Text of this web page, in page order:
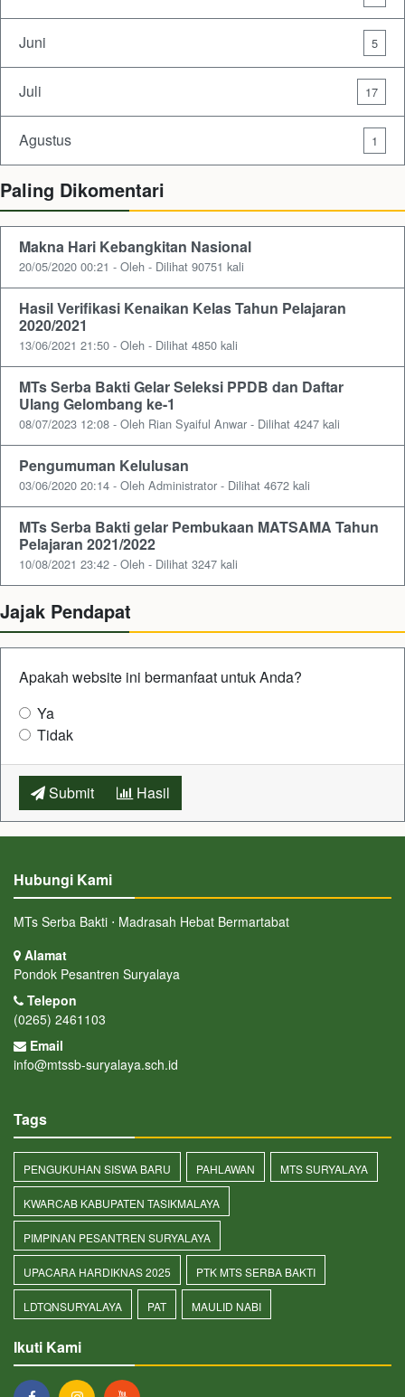
Juni 5
Juli 17
Agustus 1
Paling Dikomentari
Makna Hari Kebangkitan Nasional
20/05/2020 00:21 - Oleh - Dilihat 90751 kali
Hasil Verifikasi Kenaikan Kelas Tahun Pelajaran
2020/2021
13/06/2021 21:50 - Oleh - Dilihat 4850 kali
MTs Serba Bakti Gelar Seleksi PPDB dan Daftar
Ulang Gelombang ke-1
08/07/2023 12:08 - Oleh Rian Syaiful Anwar - Dilihat 4247 kali
Pengumuman Kelulusan
03/06/2020 20:14 - Oleh Administrator - Dilihat 4672 kali
MTs Serba Bakti gelar Pembukaan MATSAMA Tahun
Pelajaran 2021/2022
10/08/2021 23:42 - Oleh - Dilihat 3247 kali
Jajak Pendapat
Apakah website ini bermanfaat untuk Anda?
Ya
Tidak
Submit Hasil
Hubungi Kami
MTs Serba Bakti ⋅ Madrasah Hebat Bermartabat
Alamat
Pondok Pesantren Suryalaya
Telepon
(0265) 2461103
Email
info@mtssb-suryalaya.sch.id
Tags
PENGUKUHAN SISWA BARU PAHLAWAN MTS SURYALAYA
KWARCAB KABUPATEN TASIKMALAYA
PIMPINAN PESANTREN SURYALAYA
UPACARA HARDIKNAS 2025 PTK MTS SERBA BAKTI
LDTQNSURYALAYA PAT MAULID NABI
Ikuti Kami